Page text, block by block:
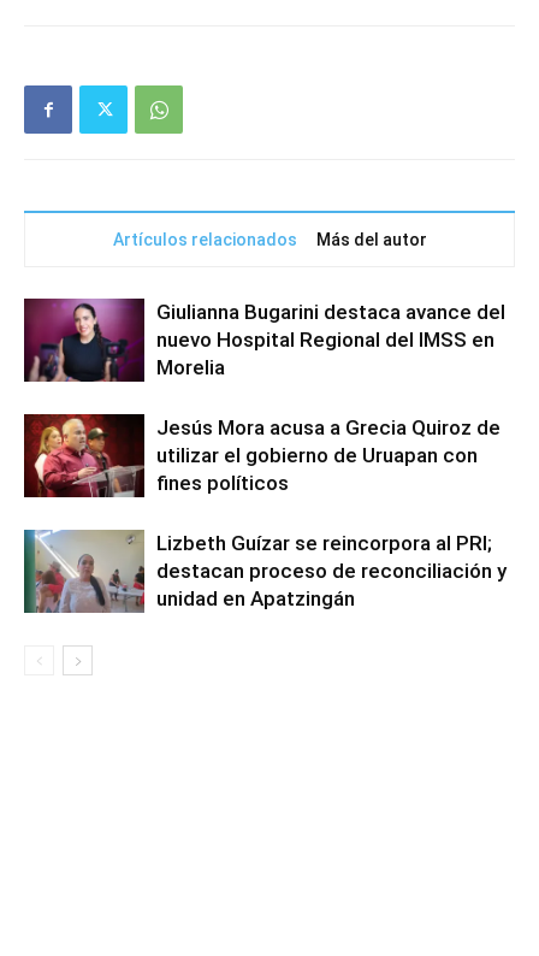
Artículos relacionados Más del autor
Giulianna Bugarini destaca avance del
nuevo Hospital Regional del IMSS en
Morelia
Jesús Mora acusa a Grecia Quiroz de
utilizar el gobierno de Uruapan con
fines políticos
Lizbeth Guízar se reincorpora al PRI;
destacan proceso de reconciliación y
unidad en Apatzingán